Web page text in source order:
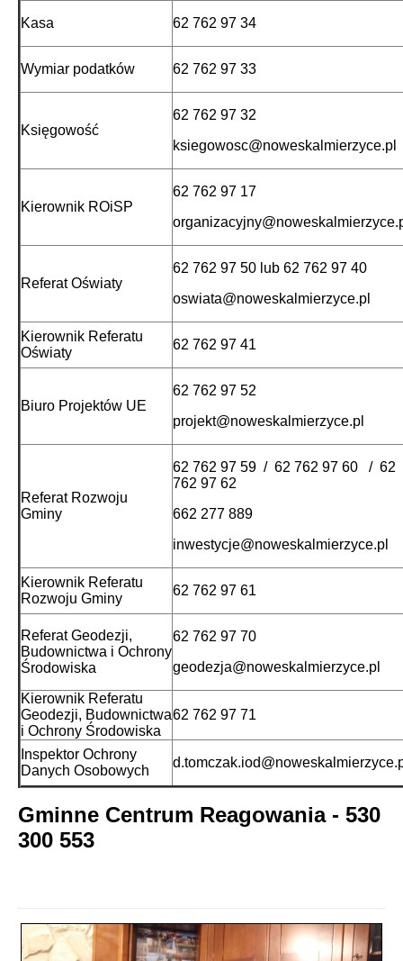
Kasa 62 762 97 34
Wymiar podatków 62 762 97 33
Księgowość
62 762 97 32
ksiegowosc@noweskalmierzyce.pl
Kierownik ROiSP
62 762 97 17
Referat Oświaty
62 762 97 50 lub 62 762 97 40
oswiata@noweskalmierzyce.pl
Kierownik Referatu
Oświaty
62 762 97 41
Biuro Projektów UE
62 762 97 52
projekt@noweskalmierzyce.pl
Referat Rozwoju
Gminy
62 762 97 59 / 62 762 97 60 / 62
762 97 62
662 277 889
inwestycje@noweskalmierzyce.pl
Kierownik Referatu
Rozwoju Gminy
62 762 97 61
Referat Geodezji,
Budownictwa i Ochrony
Środowiska
62 762 97 70
geodezja@noweskalmierzyce.pl
Kierownik Referatu
Geodezji, Budownictwa
i Ochrony Środowiska
62 762 97 71
Inspektor Ochrony
Danych Osobowych
Gminne Centrum Reagowania - 530
300 553